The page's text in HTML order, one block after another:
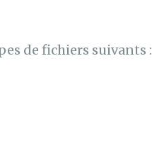
de fichiers suivants :